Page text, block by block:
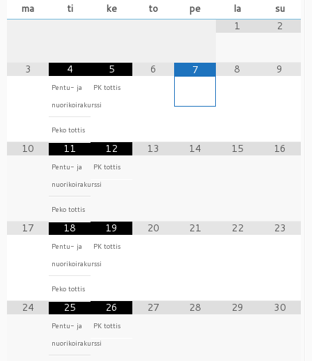
ma ti ke to pe la
su
1
2
3 4
Pentu- ja
nuorikoirakurssi
Peko tottis
5
PK tottis
6 7 8 9
10 11
Pentu- ja
nuorikoirakurssi
Peko tottis
12
PK tottis
13 14 15 16
17 18
Pentu- ja
nuorikoirakurssi
Peko tottis
19
PK tottis
20 21 22 23
24 25
Pentu- ja
nuorikoirakurssi
26
PK tottis
27 28 29 30